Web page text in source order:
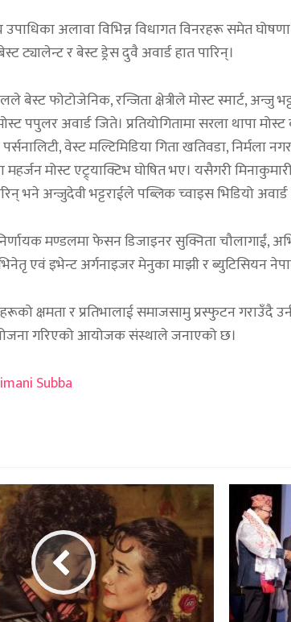
उपाधिका अलावा विभिन्न विधागत विनरहरू समेत
ट्यालेन्ट र बेस्ट ड्रेस दुवै अवार्ड हात पारिन्।
बेस्ट फोटोजेनिक, रन्जिता क्षेत्रीले मोस्ट स्मार्ट, अन्जु
पपुलर अवार्ड जिते। प्रतियोगितामा सरला थापा
पर्सनालिटी, वेस्ट मल्टिमिडिया गिता खतिवडा, निर्मला
महर्जन मोस्ट एट्र्याक्टिभ घोषित भए। यसैगरी
भने अन्जुदेवी भट्टराईले पब्लिक च्वाइस भिडियो अवार्ड
मण्डलमा फेसन डिजाइनर सुक्निता चौलागाईं,
एवं इभेन्ट अर्गनाइजर मेनुका माझी र ब्युटिसियन
क्षमता र प्रतिभालाई समाजसामु प्रस्फुटन गराउँदै
गरिएको आयोजक संस्थाले जनाएको छ।
Subba